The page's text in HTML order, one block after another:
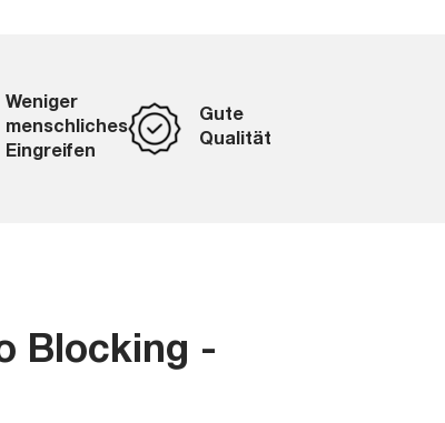
Weniger
menschliches
Eingreifen
Gute
Qualität
Blocking -